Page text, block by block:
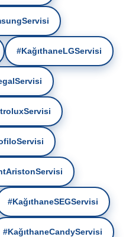
#KağıthaneLGServisi
#KağıthaneSEGServisi
#KağıthaneCandyServisi